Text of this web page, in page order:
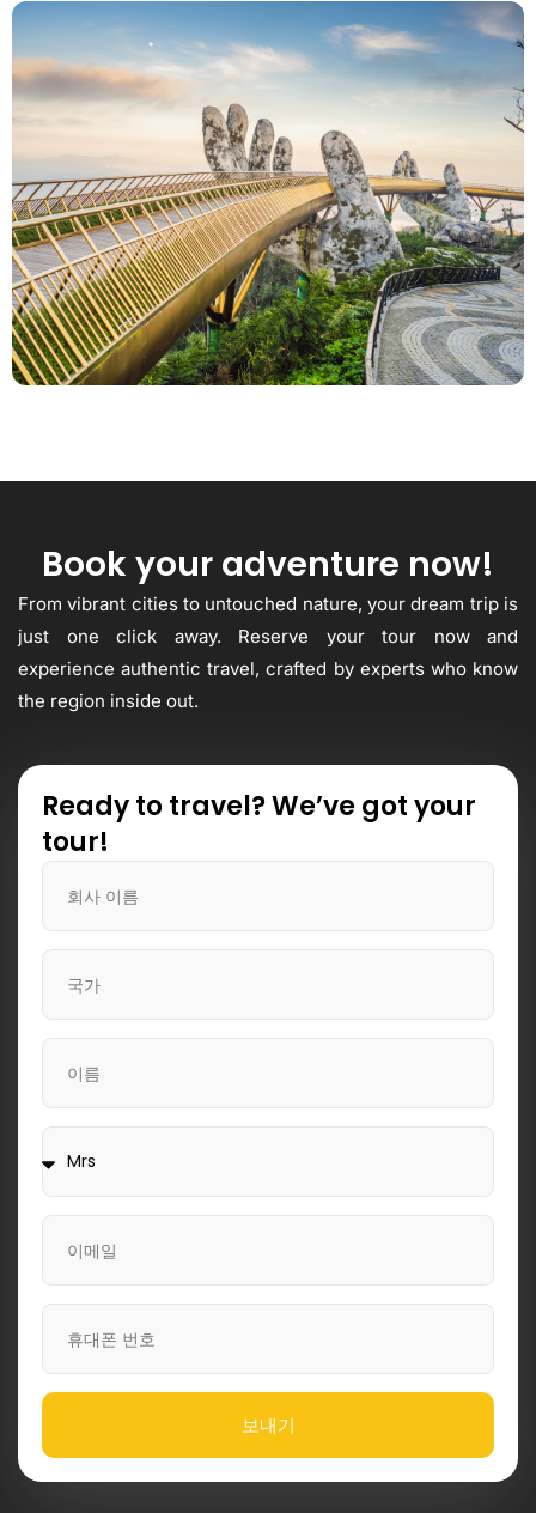
Ready to travel? We’ve got your
tour!
보내기
Book your adventure now!
From vibrant cities to untouched nature, your dream trip is
just one click away. Reserve your tour now and
experience authentic travel, crafted by experts who know
the region inside out.